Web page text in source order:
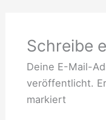
Schreibe
Deine E-Mail-
veröffentlicht.
markiert